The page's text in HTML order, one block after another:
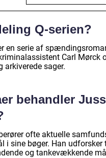
Q-serien?
en serie af
Carl Mørck
arkiverede sager.
behandler
ofte aktuelle
i sine bøger. Han udforsker
og tankevækkende